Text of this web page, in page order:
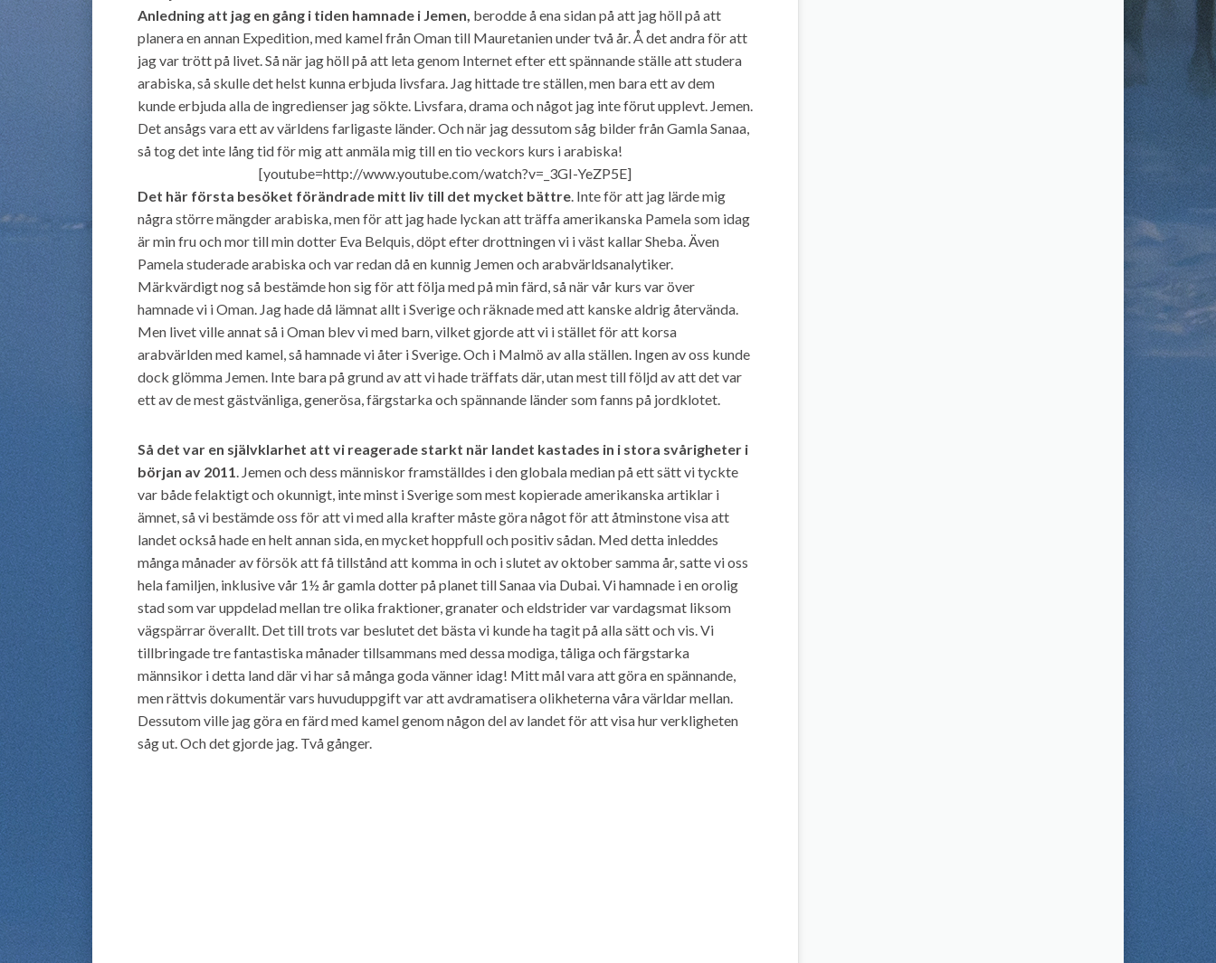
Anledning att jag en gång i tiden hamnade i Jemen, berodde å ena sidan på att jag höll på att
planera en annan Expedition, med kamel från Oman till Mauretanien under två år. Å det andra för att
jag var trött på livet. Så när jag höll på att leta genom Internet efter ett spännande ställe att studera
arabiska, så skulle det helst kunna erbjuda livsfara. Jag hittade tre ställen, men bara ett av dem
kunde erbjuda alla de ingredienser jag sökte. Livsfara, drama och något jag inte förut upplevt. Jemen.
Det ansågs vara ett av världens farligaste länder. Och när jag dessutom såg bilder från Gamla Sanaa,
så tog det inte lång tid för mig att anmäla mig till en tio veckors kurs i arabiska!
[youtube=http://www.youtube.com/watch?v=_3GI-YeZP5E]
Det här första besöket förändrade mitt liv till det mycket bättre. Inte för att jag lärde mig
några större mängder arabiska, men för att jag hade lyckan att träffa amerikanska Pamela som idag
är min fru och mor till min dotter Eva Belquis, döpt efter drottningen vi i väst kallar Sheba. Även
Pamela studerade arabiska och var redan då en kunnig Jemen och arabvärldsanalytiker.
Märkvärdigt nog så bestämde hon sig för att följa med på min färd, så när vår kurs var över
hamnade vi i Oman. Jag hade då lämnat allt i Sverige och räknade med att kanske aldrig återvända.
Men livet ville annat så i Oman blev vi med barn, vilket gjorde att vi i stället för att korsa
arabvärlden med kamel, så hamnade vi åter i Sverige. Och i Malmö av alla ställen. Ingen av oss kunde
dock glömma Jemen. Inte bara på grund av att vi hade träffats där, utan mest till följd av att det var
ett av de mest gästvänliga, generösa, färgstarka och spännande länder som fanns på jordklotet.
Så det var en självklarhet att vi reagerade starkt när landet kastades in i stora svårigheter i
början av 2011. Jemen och dess människor framställdes i den globala median på ett sätt vi tyckte
var både felaktigt och okunnigt, inte minst i Sverige som mest kopierade amerikanska artiklar i
ämnet, så vi bestämde oss för att vi med alla krafter måste göra något för att åtminstone visa att
landet också hade en helt annan sida, en mycket hoppfull och positiv sådan. Med detta inleddes
många månader av försök att få tillstånd att komma in och i slutet av oktober samma år, satte vi oss
hela familjen, inklusive vår 1½ år gamla dotter på planet till Sanaa via Dubai. Vi hamnade i en orolig
stad som var uppdelad mellan tre olika fraktioner, granater och eldstrider var vardagsmat liksom
vägspärrar överallt. Det till trots var beslutet det bästa vi kunde ha tagit på alla sätt och vis. Vi
tillbringade tre fantastiska månader tillsammans med dessa modiga, tåliga och färgstarka
männsikor i detta land där vi har så många goda vänner idag! Mitt mål vara att göra en spännande,
men rättvis dokumentär vars huvuduppgift var att avdramatisera olikheterna våra världar mellan.
Dessutom ville jag göra en färd med kamel genom någon del av landet för att visa hur verkligheten
såg ut. Och det gjorde jag. Två gånger.